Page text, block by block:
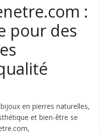
:
pour des
en pierres naturelles,
et bien-être se